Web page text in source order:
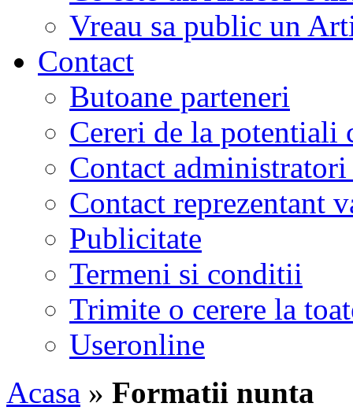
Vreau sa public un
Contact
Butoane parteneri
Cereri de la potentiali
Contact
Contact reprezentant
Publicitate
Termeni si conditii
Trimite o cerere la
Useronline
Acasa » Formatii nunta